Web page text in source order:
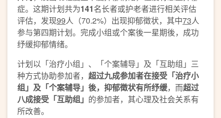
症。这期计划共为141名长者或护老者进行相关评估
评估，发现99人（70.2%）出现抑郁徵状，其中73人
参与第四期计划。完成小组或个案後一星期後，成功
纾缓抑郁情绪。
计划以「治疗小组」、「个案辅导」及「互助组」三
种方式协助参加者， 超过九成参加者在接受 「治疗小
组」 及 「个案辅导」後， 抑郁徵状有所纾缓，而超过
八成接受「互助组」 的参加者，其心理及社会关系有
所改善。